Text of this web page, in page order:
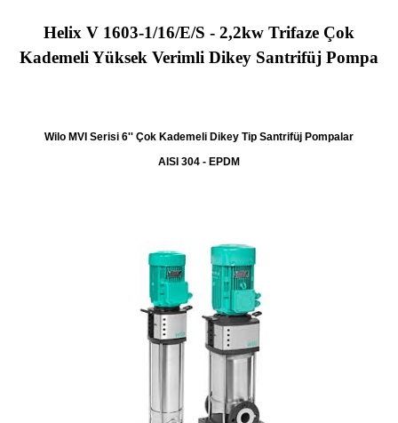
Helix V 1603-1/16/E/S - 2,2kw Trifaze Çok
Kademeli Yüksek Verimli Dikey Santrifüj Pompa
Wilo MVI Serisi 6'' Çok Kademeli Dikey Tip Santrifüj Pompalar
AISI 304 - EPDM